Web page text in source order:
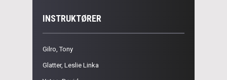
INSTRUKTØRER
Gilro, Tony
Glatter, Leslie Linka